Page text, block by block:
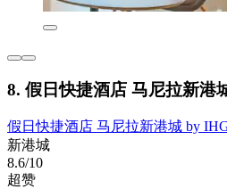
8. 假日快捷酒店 马尼拉新港
假日快捷酒店 马尼拉新港城 by
新港城
8.6/10
超赞